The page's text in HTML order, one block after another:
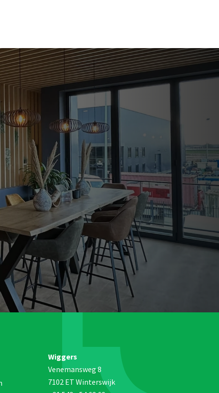
Wiggers
Venemansweg 8
7102 ET Winterswijk